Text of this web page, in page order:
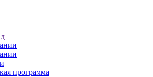
программа